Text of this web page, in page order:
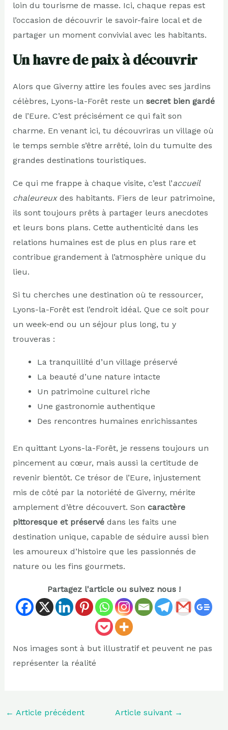
loin du tourisme de masse. Ici, chaque repas est
l’occasion de découvrir le savoir-faire local et de
partager un moment convivial avec les habitants.
Un havre de paix à découvrir
Alors que Giverny attire les foules avec ses jardins
célèbres, Lyons-la-Forêt reste un secret bien gardé
de l’Eure. C’est précisément ce qui fait son
charme. En venant ici, tu découvriras un village où
le temps semble s’être arrêté, loin du tumulte des
grandes destinations touristiques.
Ce qui me frappe à chaque visite, c’est l’accueil
chaleureuxdes habitants. Fiers de leur patrimoine,
ils sont toujours prêts à partager leurs anecdotes
et leurs bons plans. Cette authenticité dans les
relations humaines est de plus en plus rare et
contribue grandement à l’atmosphère unique du
lieu.
Si tu cherches une destination où te ressourcer,
Lyons-la-Forêt est l’endroit idéal. Que ce soit pour
un week-end ou un séjour plus long, tu y
trouveras :
La tranquillité d’un village préservé
La beauté d’une nature intacte
Un patrimoine culturel riche
Une gastronomie authentique
Des rencontres humaines enrichissantes
En quittant Lyons-la-Forêt, je ressens toujours un
pincement au cœur, mais aussi la certitude de
revenir bientôt. Ce trésor de l’Eure, injustement
mis de côté par la notoriété de Giverny, mérite
amplement d’être découvert. Son caractère
pittoresque et préservédans les faits une
destination unique, capable de séduire aussi bien
les amoureux d’histoire que les passionnés de
nature ou les fins gourmets.
Partagez l'article ou suivez nous !
Nos images sont à but illustratif et peuvent ne pas
représenter la réalité
← Article précédent Article suivant →